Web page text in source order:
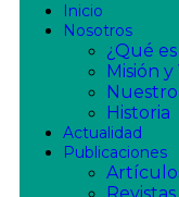
Inicio
Nosotros
¿Qué
Misión y
Historia
Actualidad
Publicaciones